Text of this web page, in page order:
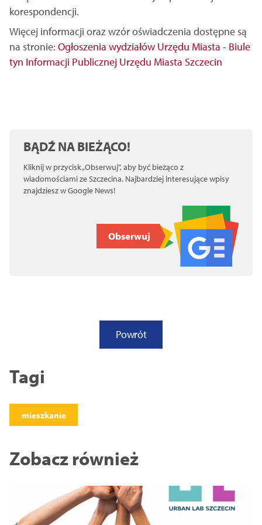
korespondencji.
Więcej informacji oraz wzór oświadczenia dostępne są
na stronie: Ogłoszenia wydziałów Urzędu Miasta - Biule
tyn Informacji Publicznej Urzędu Miasta Szczecin
BĄDŹ NA BIEŻĄCO!
Kliknij w przycisk „Obserwuj”, aby być bieżąco z
wiadomościami ze Szczecina. Najbardziej interesujące wpisy
znajdziesz w Google News!
Obserwuj
Powrót
Tagi
mieszkanie
Zobacz również